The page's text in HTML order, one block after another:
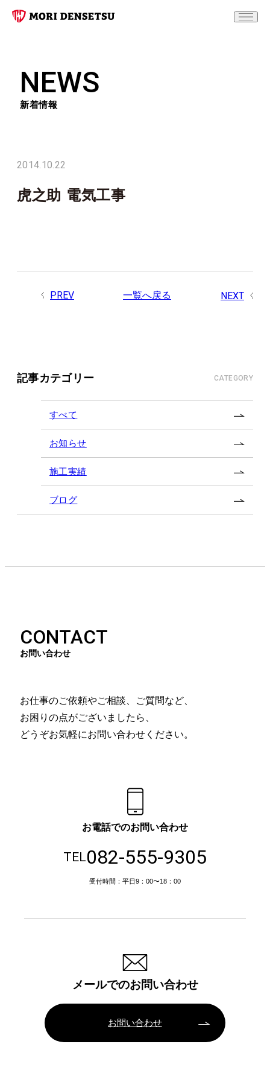
NEWS
新着情報
記事カテゴリー CATEGORY
すべて
お知らせ
施工実績
ブログ
2014.10.22
虎之助 電気工事
PREV 一覧へ戻る NEXT
CONTACT
お問い合わせ
お仕事のご依頼やご相談、ご質問など、
お困りの点がございましたら、
どうぞお気軽にお問い合わせください。
お電話でのお問い合わせ
TEL082-555-9305
受付時間：平日9：00〜18：00
メールでのお問い合わせ
お問い合わせ